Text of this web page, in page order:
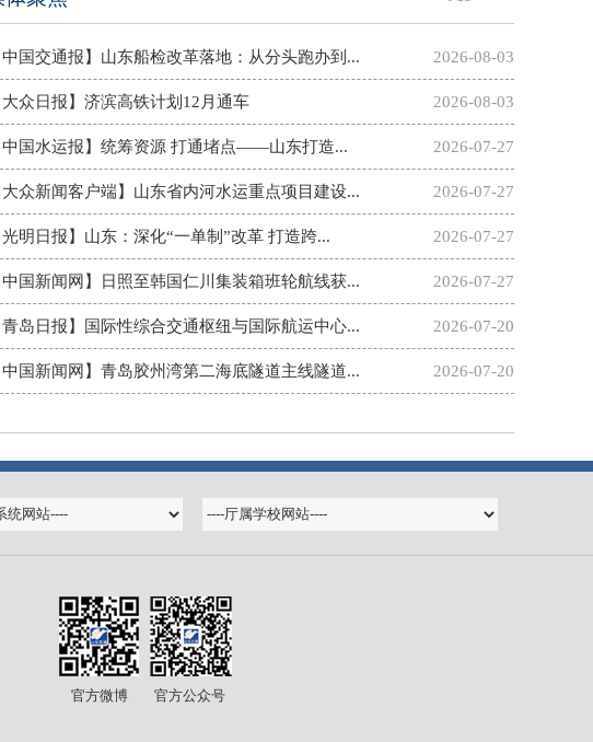
中国交通报】山东船检改革落地：从分头跑办到... 2026-08-03
大众日报】济滨高铁计划12月通车 2026-08-03
中国水运报】统筹资源 打通堵点——山东打造... 2026-07-27
大众新闻客户端】山东省内河水运重点项目建设... 2026-07-27
光明日报】山东：深化“一单制”改革 打造跨... 2026-07-27
中国新闻网】日照至韩国仁川集装箱班轮航线获... 2026-07-27
青岛日报】国际性综合交通枢纽与国际航运中心... 2026-07-20
中国新闻网】青岛胶州湾第二海底隧道主线隧道... 2026-07-20
官方微博 官方公众号